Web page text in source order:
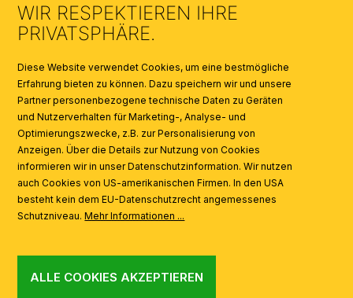
KATALOGE
AI
WIR RESPEKTIEREN IHRE
PRIVATSPHÄRE.
Diese Website verwendet Cookies, um eine bestmögliche
Erfahrung bieten zu können. Dazu speichern wir und unsere
Partner personenbezogene technische Daten zu Geräten
und Nutzerverhalten für Marketing-, Analyse- und
Optimierungszwecke, z.B. zur Personalisierung von
Anzeigen. Über die Details zur Nutzung von Cookies
informieren wir in unser Datenschutzinformation. Wir nutzen
auch Cookies von US-amerikanischen Firmen. In den USA
besteht kein dem EU-Datenschutzrecht angemessenes
Schutzniveau.Mehr Informationen ...
ALLE COOKIES AKZEPTIEREN